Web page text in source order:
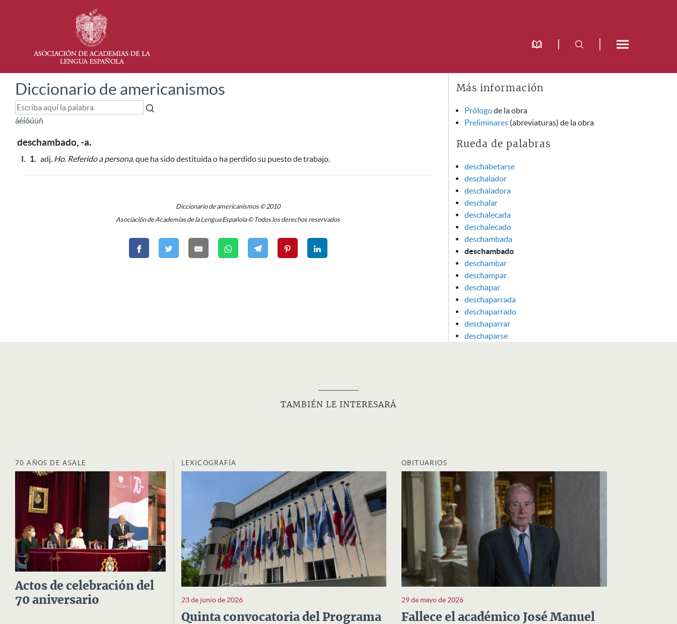
Diccionario de americanismos
áéíóúüñ
deschambado, -a.
I. 1. adj. Ho. Referido a persona, que ha sido destituida o ha perdido su puesto de trabajo.
Diccionario de americanismos © 2010
Asociación de Academias de la Lengua Española © Todos los derechos reservados
Más información
Prólogode la obra
Preliminares (abreviaturas) de la obra
Rueda de palabras
deschabetarse
deschalador
deschaladora
deschalar
deschalecada
deschalecado
deschambada
deschambado
deschambar
deschampar
deschapar
deschaparrada
deschaparrado
deschaparrar
deschaparse
TAMBIÉN LE INTERESARÁ
70 AÑOS DE ASALE
Actos de celebración del
70 aniversario
LEXICOGRAFÍA
23 de junio de 2026
Quinta convocatoria del Programa
OBITUARIOS
29 de mayo de 2026
Fallece el académico José Manuel